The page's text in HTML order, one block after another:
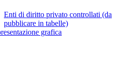
Enti di diritto privato controllati (da
pubblicare in tabelle)
grafica